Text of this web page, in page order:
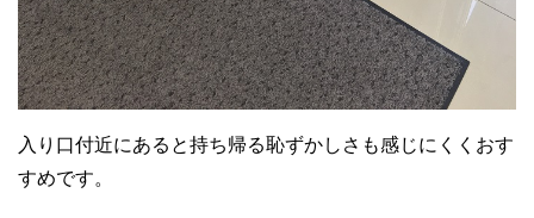
入り口付近にあると持ち帰る恥ずかしさも感じにくくおす
すめです。